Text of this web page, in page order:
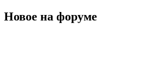
Новое на форуме